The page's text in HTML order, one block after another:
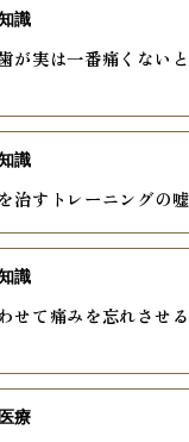
が実は一番痛くない
識
治すトレーニングの
識
せて痛みを忘れさせ
識
医療